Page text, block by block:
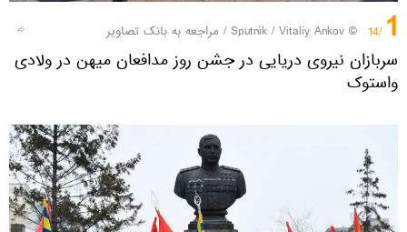
1
/14
© Sputnik / Vitaliy Ankov
/ مراجعه به بانک تصاویر
سربازان نیروی دریایی در جشن روز مدافعان میهن در ولادی
واستوک